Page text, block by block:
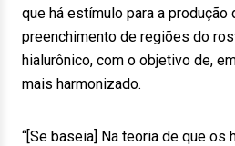
que há estímulo para a produção
preenchimento de regiões do
hialurônico, com o objetivo de,
mais harmonizado.
“[Se baseia] Na teoria de que os